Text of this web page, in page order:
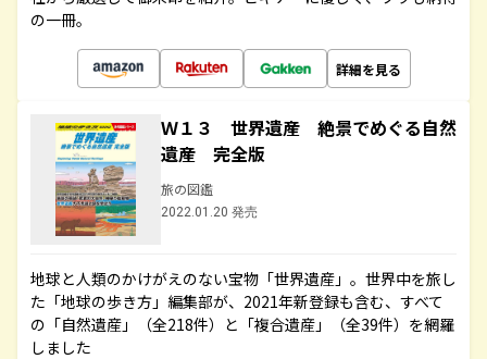
の一冊。
詳細を見る
Ｗ１３ 世界遺産 絶景でめぐる自然
遺産 完全版
旅の図鑑
2022.01.20 発売
地球と人類のかけがえのない宝物「世界遺産」。世界中を旅し
た「地球の歩き方」編集部が、2021年新登録も含む、すべて
の「自然遺産」（全218件）と「複合遺産」（全39件）を網羅
しました